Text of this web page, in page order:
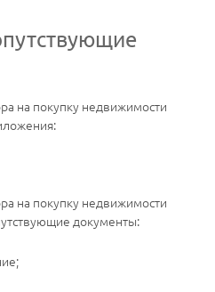
на покупку недвижимости
на покупку недвижимости
документы: